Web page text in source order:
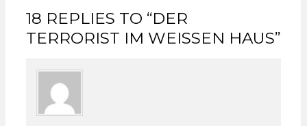
18 REPLIES TO “DER
TERRORIST IM WEISSEN HAUS”